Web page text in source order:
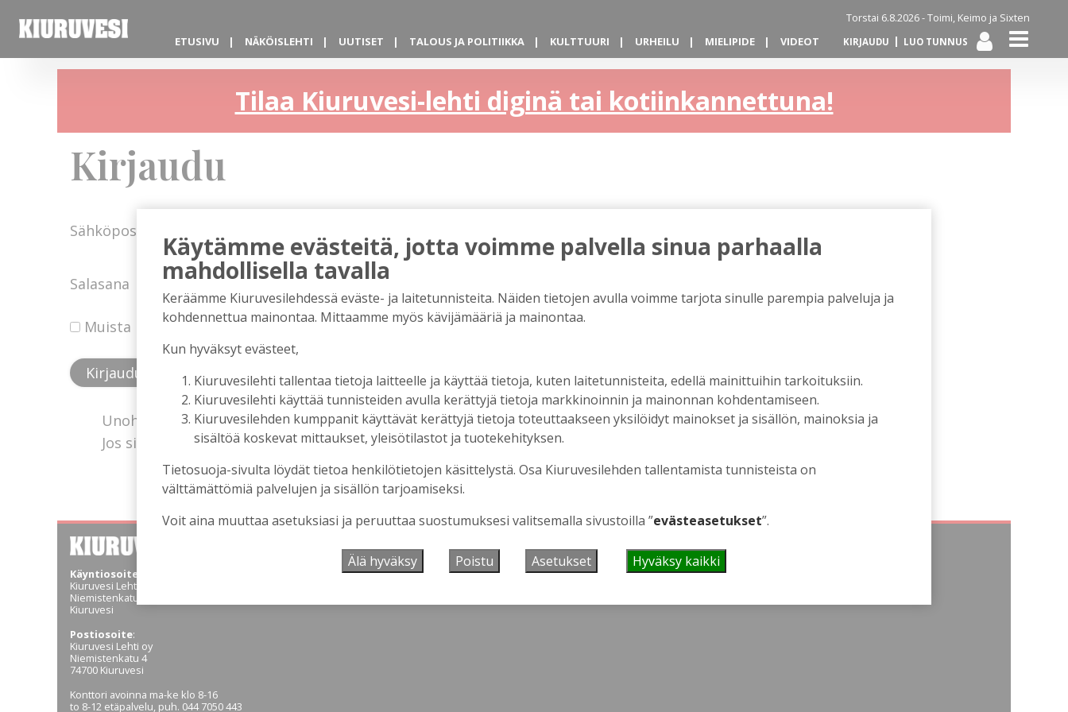
Torstai 6.8.2026 -Toimi, Keimo ja Sixten
ETUSIVU
NÄKÖISLEHTI UUTISET TALOUS JA POLITIIKKA KULTTUURI URHEILU MIELIPIDE VIDEOT KIRJAUDU LUO TUNNUS
Tilaa Kiuruvesi-lehti diginä tai kotiinkannettuna!
Kirjaudu
Sähköposti
Salasana
Muista minut
Unohtuiko salasana?
Jos sinulla ei ole vielä tunnusta, hanki se tästä.
Käyntiosoite
Kiuruvesi Lehti oy
Niemistenkatu 4
Kiuruvesi
Postiosoite:
Kiuruvesi Lehti oy
Niemistenkatu 4
74700 Kiuruvesi
Konttori avoinna ma-ke klo 8-16
to 8-12 etäpalvelu, puh. 044 7050 443
Käytämme evästeitä, jotta voimme palvella sinua parhaalla
mahdollisella tavalla
Keräämme Kiuruvesilehdessä eväste- ja laitetunnisteita. Näiden tietojen avulla voimme tarjota sinulle parempia palveluja ja
kohdennettua mainontaa. Mittaamme myös kävijämääriä ja mainontaa.
Kun hyväksyt evästeet,
Kiuruvesilehti tallentaa tietoja laitteelle ja käyttää tietoja, kuten laitetunnisteita, edellä mainittuihin tarkoituksiin.
Kiuruvesilehti käyttää tunnisteiden avulla kerättyjä tietoja markkinoinnin ja mainonnan kohdentamiseen.
Kiuruvesilehden kumppanit käyttävät kerättyjä tietoja toteuttaakseen yksilöidyt mainokset ja sisällön, mainoksia ja
sisältöä koskevat mittaukset, yleisötilastot ja tuotekehityksen.
Tietosuoja-sivulta löydät tietoa henkilötietojen käsittelystä. Osa Kiuruvesilehden tallentamista tunnisteista on
välttämättömiä palvelujen ja sisällön tarjoamiseksi.
Voit aina muuttaa asetuksiasi ja peruuttaa suostumuksesi valitsemalla sivustoilla ”evästeasetukset”.
Älä hyväksy Poistu Asetukset Hyväksy kaikki